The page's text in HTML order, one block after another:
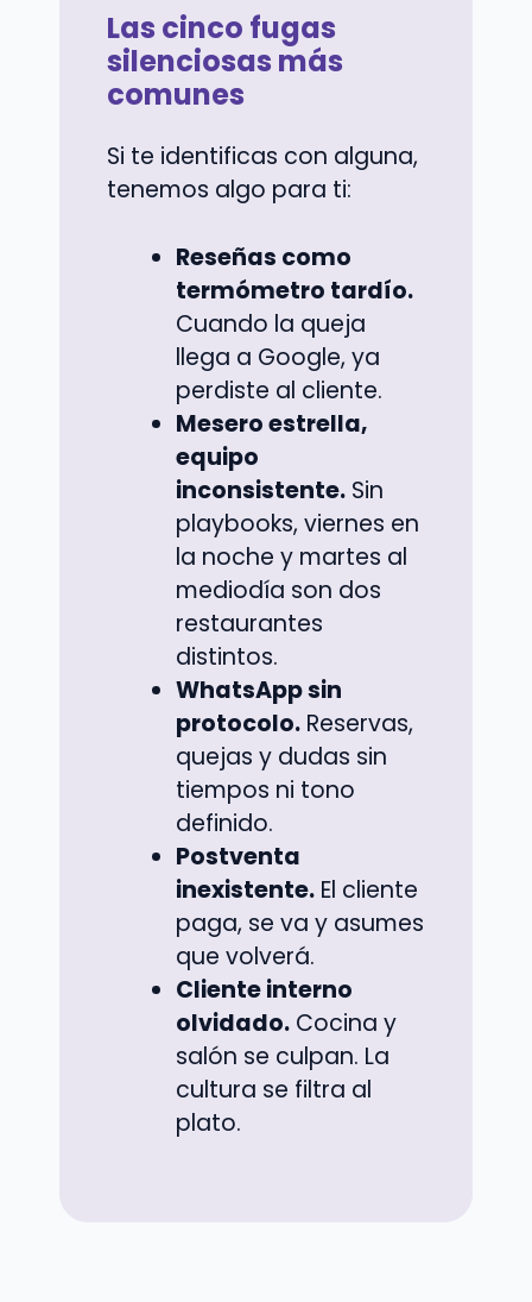
Las cinco fugas
silenciosas más
comunes
Si te identificas con alguna,
tenemos algo para ti:
Reseñas como
termómetro tardío.
Cuando la queja
llega a Google, ya
perdiste al cliente.
Mesero estrella,
equipo
inconsistente.Sin
playbooks, viernes en
la noche y martes al
mediodía son dos
restaurantes
distintos.
WhatsApp sin
protocolo.Reservas,
quejas y dudas sin
tiempos ni tono
definido.
Postventa
inexistente.El cliente
paga, se va y asumes
que volverá.
Cliente interno
olvidado.Cocina y
salón se culpan. La
cultura se filtra al
plato.